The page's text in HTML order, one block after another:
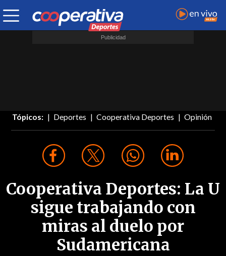
Tópicos: Deportes Cooperativa Deportes Opinión
Cooperativa Deportes: La U
sigue trabajando con
miras al duelo por
Sudamericana